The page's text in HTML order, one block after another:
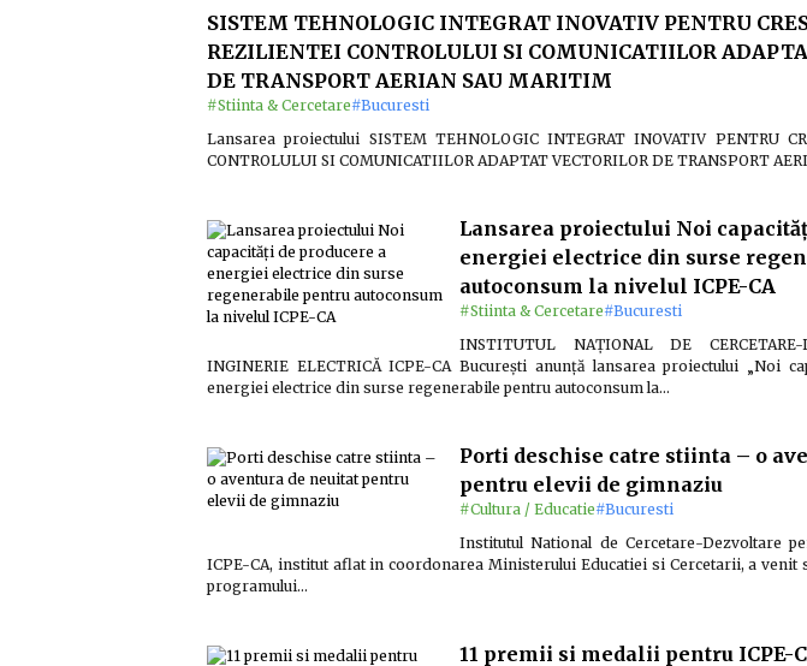
SISTEM TEHNOLOGIC INTEGRAT INOVATIV PENTRU
REZILIENTEI CONTROLULUI SI COMUNICATIILOR
DE TRANSPORT AERIAN SAU MARITIM
#Stiinta & Cercetare#Bucuresti
Lansarea proiectului SISTEM TEHNOLOGIC INTEGRAT INOVATIV PENTRU
CONTROLULUI SI COMUNICATIILOR ADAPTAT VECTORILOR DE TRANSPORT
Lansarea proiectului Noi
energiei electrice din surse
autoconsum la nivelul ICPE-CA
#Stiinta & Cercetare#Bucuresti
INSTITUTUL NAȚIONAL DE CERCETARE-
INGINERIE ELECTRICĂ ICPE-CA București anunță lansarea proiectului „Noi
energiei electrice din surse regenerabile pentru autoconsum la…
Porti deschise catre stiinta – o
pentru elevii de gimnaziu
#Cultura / Educatie#Bucuresti
Institutul National de Cercetare-Dezvoltare
ICPE-CA, institut aflat in coordonarea Ministerului Educatiei si Cercetarii, a venit
programului…
11 premii si medalii pentru ICPE-